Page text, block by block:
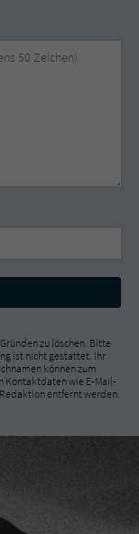
zu löschen. Bitte
ist nicht gestattet. Ihr
können zum
Kontaktdaten wie E-Mail-
entfernt werden.